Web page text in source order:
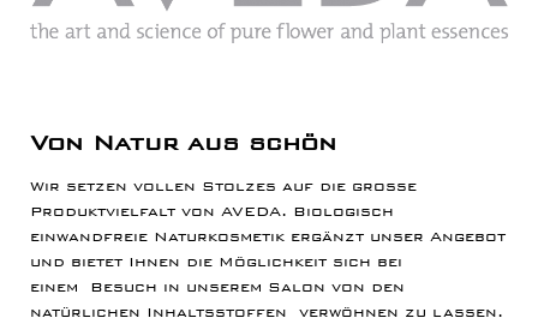
Von Natur aus schön
Wir setzen vollen Stolzes auf die große
Produktvielfalt von AVEDA. Biologisch
einwandfreie Naturkosmetik ergänzt unser Angebot
und bietet Ihnen die Möglichkeit sich bei
einem Besuch in unserem Salon von den
natürlichen Inhaltsstoffen verwöhnen zu lassen.